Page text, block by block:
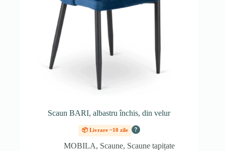
Scaun BARI, albastru închis, din velur
📦 Livrare ~10 zile ?
MOBILA, Scaune, Scaune tapițate